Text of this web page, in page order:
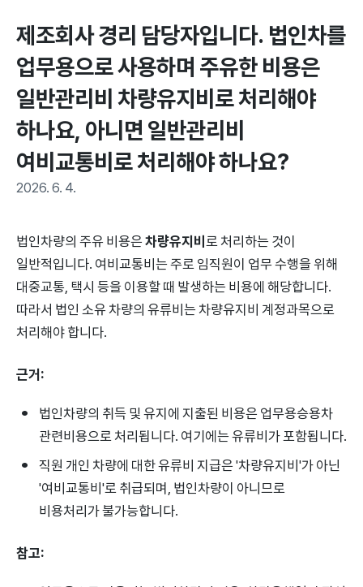
제조회사 경리 담당자입니다. 법인차를
업무용으로 사용하며 주유한 비용은
일반관리비 차량유지비로 처리해야
하나요, 아니면 일반관리비
여비교통비로 처리해야 하나요?
2026. 6. 4.
법인차량의 주유 비용은차량유지비로 처리하는 것이
일반적입니다. 여비교통비는 주로 임직원이 업무 수행을 위해
대중교통, 택시 등을 이용할 때 발생하는 비용에 해당합니다.
따라서 법인 소유 차량의 유류비는 차량유지비 계정과목으로
처리해야 합니다.
근거:
법인차량의 취득 및 유지에 지출된 비용은 업무용승용차
관련비용으로 처리됩니다. 여기에는 유류비가 포함됩니다.
직원 개인 차량에 대한 유류비 지급은 '차량유지비'가 아닌
'여비교통비'로 취급되며, 법인차량이 아니므로
비용처리가 불가능합니다.
참고: